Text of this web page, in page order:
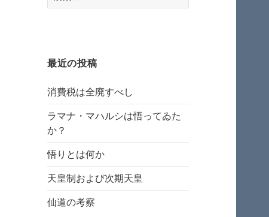
索:
最近の投稿
消費税は全廃すべし
ラマナ・マハルシは悟ってゐた
か？
悟りとは何か
天皇制および次期天皇
仙道の考察